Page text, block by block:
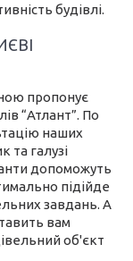
будівлі.
пропонує
“Атлант”. По
наших
та галузі
допоможуть
підійде
завдань. А
вам
об'єкт